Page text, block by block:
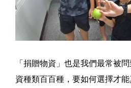
「捐贈物資」也是我們最常被
資種類百百種，要如何選擇才